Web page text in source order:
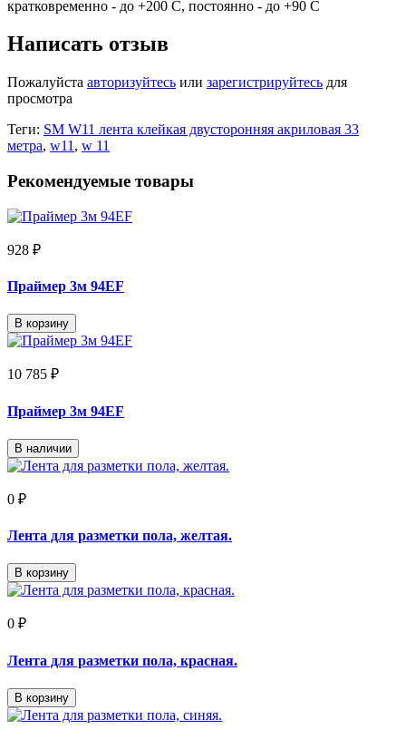
кратковременно - до +200 С, постоянно - до +90 С
Написать отзыв
Пожалуйста авторизуйтесь или зарегистрируйтесь для
просмотра
Теги: SM W11 лента клейкая двусторонняя акриловая 33
метра, w11 , w 11
Рекомендуемые товары
928 ₽
Праймер 3м 94EF
В корзину
10 785 ₽
Праймер 3м 94EF
В наличии
0 ₽
Лента для разметки пола, желтая.
В корзину
0 ₽
Лента для разметки пола, красная.
В корзину